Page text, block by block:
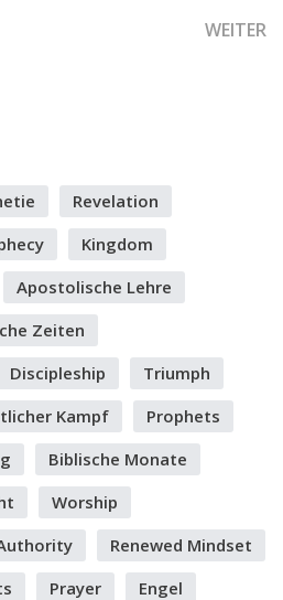
SYNCHRONISATION VON ZEIT
WEITER
Revelation
Kingdom
Apostolische Lehre
Zeiten
Discipleship
Triumph
Kampf
Prophets
Biblische Monate
Worship
Renewed Mindset
Prayer
Engel